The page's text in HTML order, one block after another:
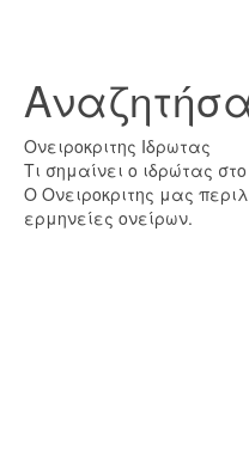
Ονειροκριτης Ιδρωτας
Τι σημαίνει ο ιδρώτας
Ο Ονειροκριτης μας
ερμηνείες ονείρων.